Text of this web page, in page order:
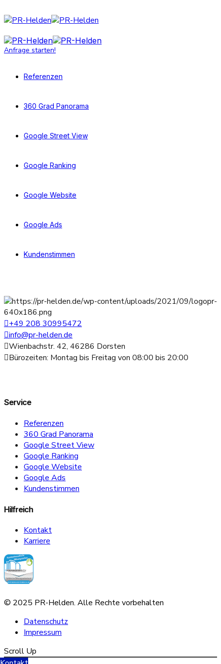
Anfrage starten!
Referenzen
360 Grad Panorama
Google Street View
Google Ranking
Google Website
Google Ads
Kundenstimmen
+49 208 30995472
info@pr-helden.de
Wienbachstr. 42, 46286 Dorsten
Bürozeiten: Montag bis Freitag von 08:00 bis 20:00
Service
Referenzen
360 Grad Panorama
Google Street View
Google Ranking
Google Website
Google Ads
Kundenstimmen
Hilfreich
Kontakt
Karriere
© 2025 PR-Helden. Alle Rechte vorbehalten
Datenschutz
Impressum
Scroll Up